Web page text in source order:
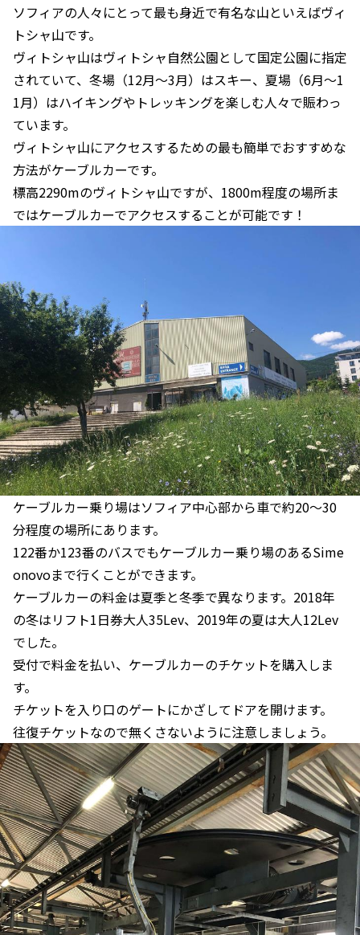
ソフィアの人々にとって最も身近で有名な山といえばヴィ
トシャ山です。
ヴィトシャ山はヴィトシャ自然公園として国定公園に指定
されていて、冬場（12月〜3月）はスキー、夏場（6月〜1
1月）はハイキングやトレッキングを楽しむ人々で賑わっ
ています。
ヴィトシャ山にアクセスするための最も簡単でおすすめな
方法がケーブルカーです。
標高2290mのヴィトシャ山ですが、1800m程度の場所ま
ではケーブルカーでアクセスすることが可能です！
ケーブルカー乗り場はソフィア中心部から車で約20〜30
分程度の場所にあります。
122番か123番のバスでもケーブルカー乗り場のあるSime
onovoまで行くことができます。
ケーブルカーの料金は夏季と冬季で異なります。2018年
の冬はリフト1日券大人35Lev、2019年の夏は大人12Lev
でした。
受付で料金を払い、ケーブルカーのチケットを購入しま
す。
チケットを入り口のゲートにかざしてドアを開けます。
往復チケットなので無くさないように注意しましょう。